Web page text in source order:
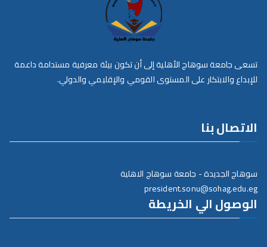
تسعى جامعة سوهاج الأهلية إلى أن تكون بيئة معرفية مستدامة داعمة
للإبداع والابتكار على المستوى القومي والإقليمي والدولي.
الاتصال بنا
سوهاج الجديدة - جامعة سوهاج الاهلية
president.sonu@sohag.edu.eg
الوصول الي الخريطة